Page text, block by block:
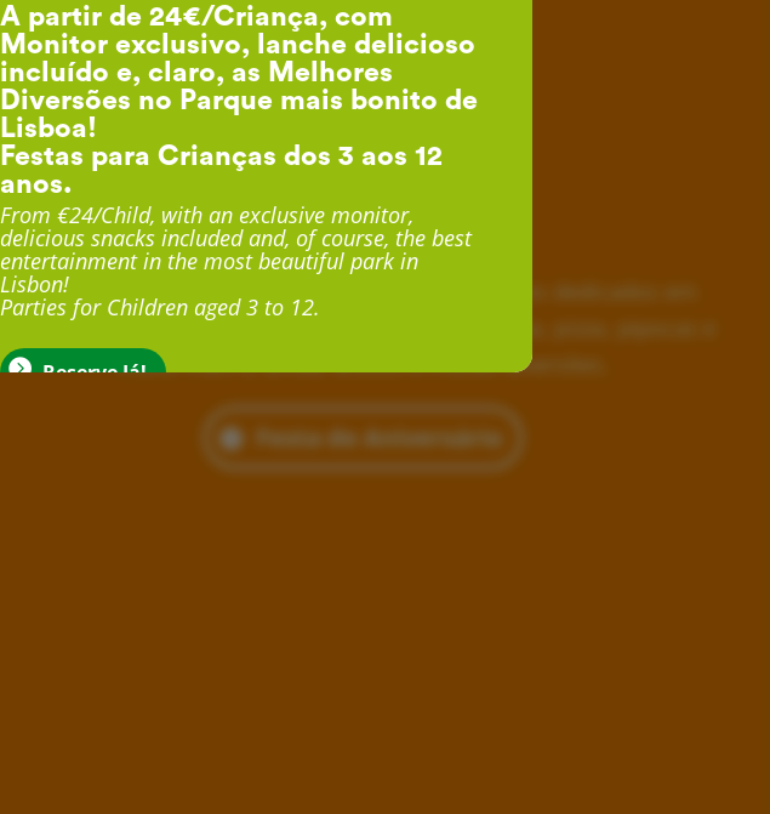
Festa de Aniversário
desde 24€ por Criança
Com duração até 3 horas inesquecíveis, monitores dedicados em
exclusivo, sala exclusiva, lanche delicioso com fruta, pizza, pipocas e
muito mais e, ainda, acesso a muitas diversões.
Festa de Aniversário
A partir de 24€/Criança, com
Monitor exclusivo, lanche delicioso
incluído e, claro, as Melhores
Diversões no Parque mais bonito de
Lisboa!
Festas para Crianças dos 3 aos 12
anos.
From €24/Child, with an exclusive monitor,
delicious snacks included and, of course, the best
entertainment in the most beautiful park in
Lisbon!
Parties for Children aged 3 to 12.
Reserve Já!